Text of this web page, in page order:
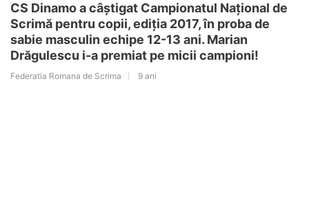
CS Dinamo a câștigat Campionatul Național de
Scrimă pentru copii, ediția 2017, în proba de
sabie masculin echipe 12-13 ani. Marian
Drăgulescu i-a premiat pe micii campioni!
Federatia Romana de Scrima 9 ani